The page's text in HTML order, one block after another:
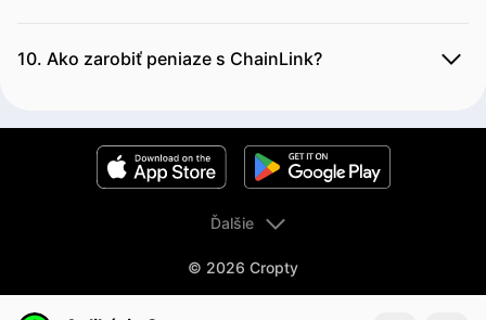
10. Ako zarobiť peniaze s ChainLink?
© 2026 Cropty
Ďalšie